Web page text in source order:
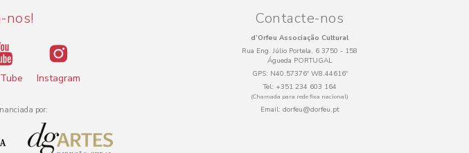
nos!
Instagram
por:
Contacte-nos
d’Orfeu Associação Cultural
Rua Eng. Júlio Portela, 6 3750 - 158
Águeda PORTUGAL
GPS: N40.57376º W8.44616º
Tel: +351 234 603 164
(Chamada para rede fixa nacional)
Email: dorfeu@dorfeu.pt